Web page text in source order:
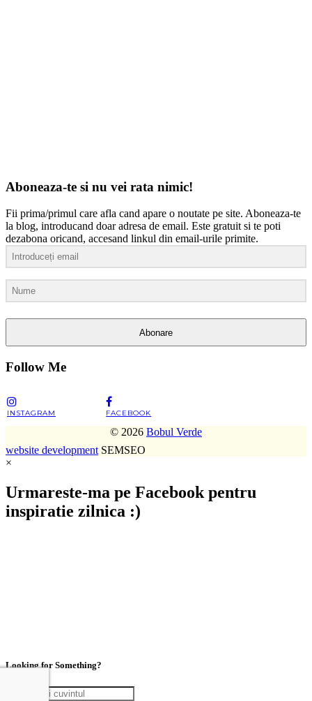
Aboneaza-te si nu vei rata nimic!
Fii prima/primul care afla cand apare o noutate pe site. Aboneaza-te
la blog, introducand doar adresa de email. Este gratuit si te poti
dezabona oricand, accesand linkul din email-urile primite.
Abonare
Follow Me
INSTAGRAM FACEBOOK
© 2026 Bobul Verde
website developmentSEMSEO
×
Urmareste-ma pe Facebook pentru
inspiratie zilnica :)
Looking for Something?